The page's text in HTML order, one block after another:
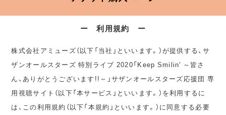
ー 利用規約 ー
株式会社アミューズ（以下「当社」といいます。）が提供する、サ
ザンオールスターズ 特別ライブ 2020「Keep Smilin' ～皆さ
ん、ありがとうございます!!～」サザンオールスターズ応援団 専
用視聴サイト（以下「本サービス」といいます。）を利用するに
は、この利用規約（以下「本規約」といいます。）に同意する必要